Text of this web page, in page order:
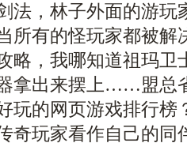
法，林子外面的游玩
所有的怪玩家都被解
略，我哪知道祖玛
拿出来摆上……盟总
玩的网页游戏排行榜
奇玩家看作自己的同